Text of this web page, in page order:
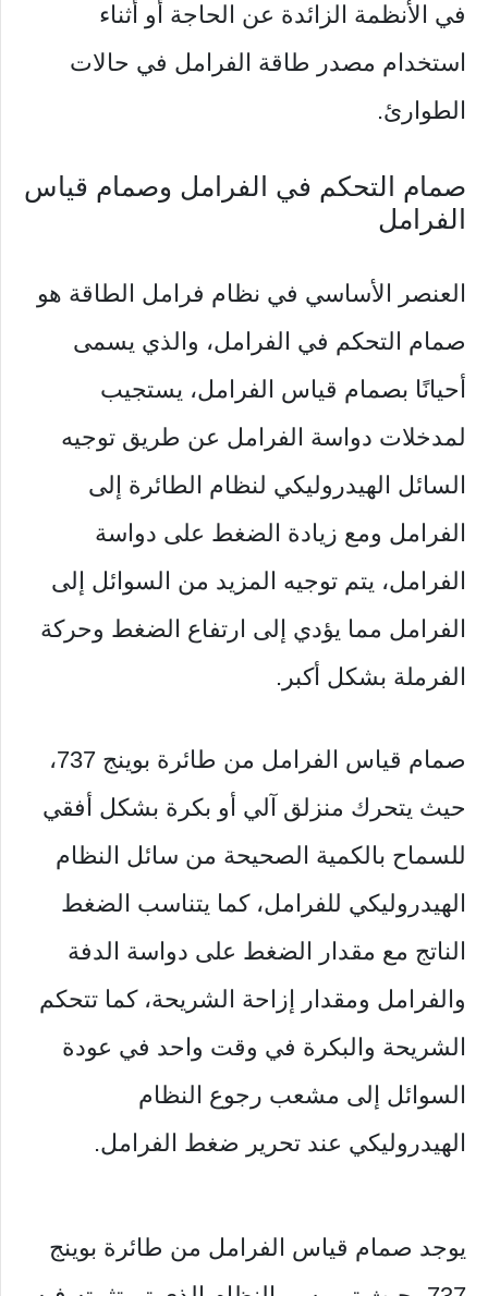
في الأنظمة الزائدة عن الحاجة أو أثناء
استخدام مصدر طاقة الفرامل في حالات
الطوارئ.
صمام التحكم في الفرامل وصمام قياس
الفرامل
العنصر الأساسي في نظام فرامل الطاقة هو
صمام التحكم في الفرامل، والذي يسمى
أحيانًا بصمام قياس الفرامل، يستجيب
لمدخلات دواسة الفرامل عن طريق توجيه
السائل الهيدروليكي لنظام الطائرة إلى
الفرامل ومع زيادة الضغط على دواسة
الفرامل، يتم توجيه المزيد من السوائل إلى
الفرامل مما يؤدي إلى ارتفاع الضغط وحركة
الفرملة بشكل أكبر.
صمام قياس الفرامل من طائرة بوينج 737،
حيث يتحرك منزلق آلي أو بكرة بشكل أفقي
للسماح بالكمية الصحيحة من سائل النظام
الهيدروليكي للفرامل، كما يتناسب الضغط
الناتج مع مقدار الضغط على دواسة الدفة
والفرامل ومقدار إزاحة الشريحة، كما تتحكم
الشريحة والبكرة في وقت واحد في عودة
السوائل إلى مشعب رجوع النظام
الهيدروليكي عند تحرير ضغط الفرامل.
يوجد صمام قياس الفرامل من طائرة بوينج